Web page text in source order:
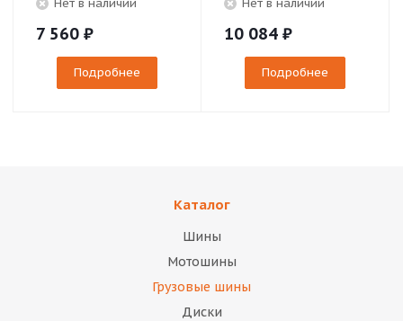
Нет в наличии
7 560 ₽
Подробнее
Нет в наличии
10 084 ₽
Подробнее
Каталог
Шины
Мотошины
Грузовые шины
Диски